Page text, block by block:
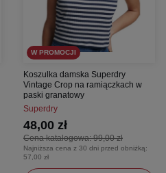
W PROMOCJI
Koszulka damska Superdry
Vintage Crop na ramiączkach w
paski granatowy
Superdry
Cena katalogowa:99,00 zł
48,00 zł
Najniższa cena z 30 dni przed obniżką:
57,00 zł